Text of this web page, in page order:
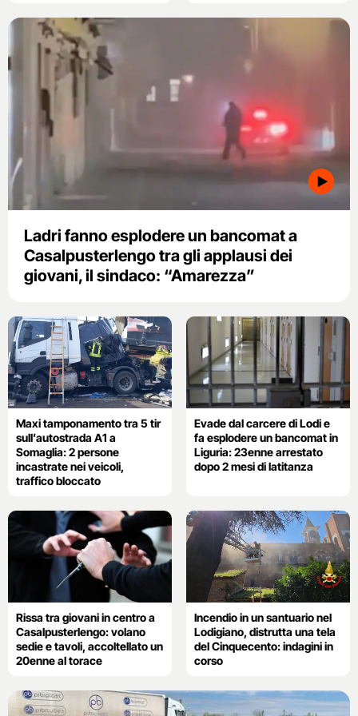
Ladri fanno esplodere un bancomat a
Casalpusterlengo tra gli applausi dei
giovani, il sindaco: “Amarezza”
Maxi tamponamento tra 5 tir
sull’autostrada A1 a
Somaglia: 2 persone
incastrate nei veicoli,
traffico bloccato
Evade dal carcere di Lodi e
fa esplodere un bancomat in
Liguria: 23enne arrestato
dopo 2 mesi di latitanza
Rissa tra giovani in centro a
Casalpusterlengo: volano
sedie e tavoli, accoltellato un
20enne al torace
Incendio in un santuario nel
Lodigiano, distrutta una tela
del Cinquecento: indagini in
corso